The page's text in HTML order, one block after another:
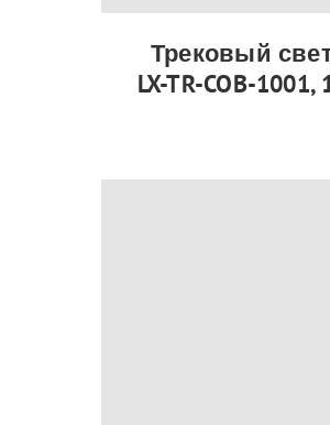
Трековый
LX-TR-COB-